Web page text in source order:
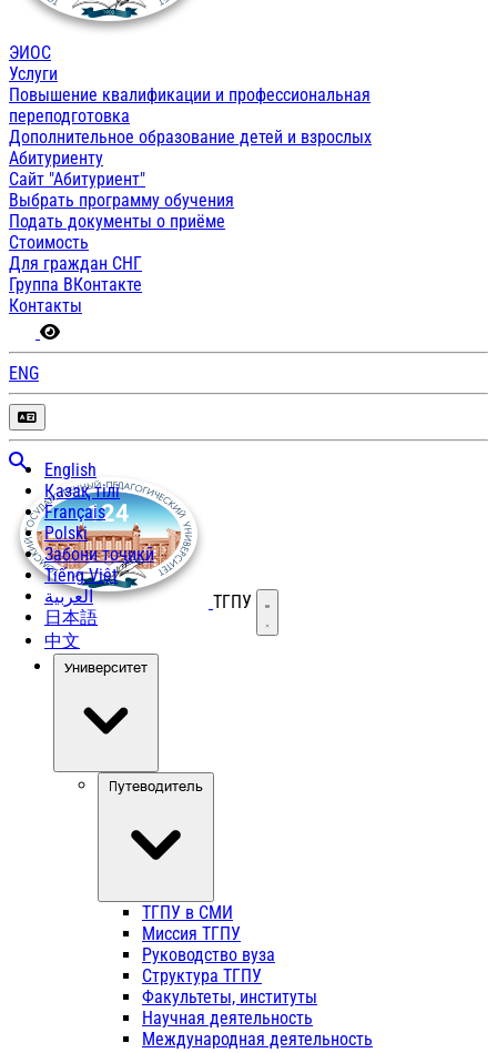
ЭИОС
Услуги
Повышение квалификации и профессиональная
переподготовка
Дополнительное образование детей и взрослых
Абитуриенту
Сайт "Абитуриент"
Выбрать программу обучения
Подать документы о приёме
Стоимость
Для граждан СНГ
Группа ВКонтакте
Контакты
ENG
English
Қазақ тілі
Français
Polski
Забони тоҷикӣ
Tiếng Việt
العربية
日本語
中文
ТГПУ Открыть меню
Университет
Путеводитель
ТГПУ в СМИ
Миссия ТГПУ
Руководство вуза
Структура ТГПУ
Факультеты, институты
Научная деятельность
Международная деятельность